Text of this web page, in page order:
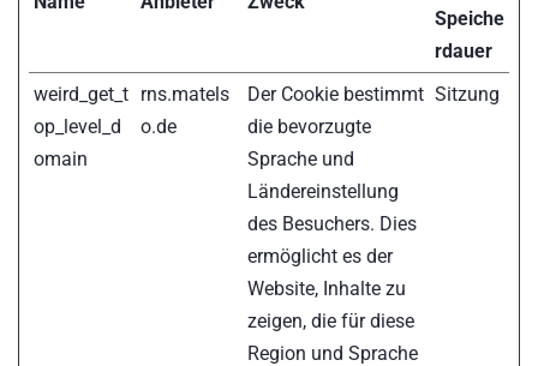
Speiche
rdauer
weird_get_t
op_level_d
omain
rns.matels
o.de
Der Cookie bestimmt
die bevorzugte
Sprache und
Ländereinstellung
des Besuchers. Dies
ermöglicht es der
Website, Inhalte zu
zeigen, die für diese
Region und Sprache
Sitzung